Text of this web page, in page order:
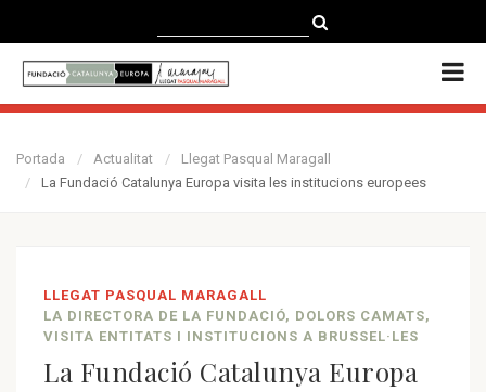
ENGLISH
Portada Actualitat
Llegat Pasqual Maragall
La Fundació Catalunya Europa visita les institucions europees
LLEGAT PASQUAL MARAGALL
LA DIRECTORA DE LA FUNDACIÓ, DOLORS CAMATS,
VISITA ENTITATS I INSTITUCIONS A BRUSSEL·LES
La Fundació Catalunya Europa